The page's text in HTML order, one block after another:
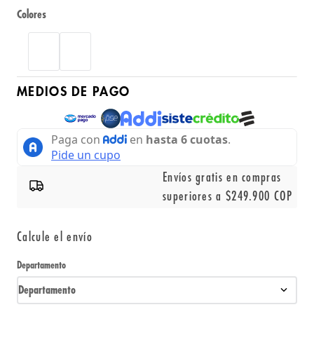
Colores
MEDIOS DE PAGO
Envíos gratis en compras
superiores a $249.900 COP
Calcule el envío
Departamento
Departamento